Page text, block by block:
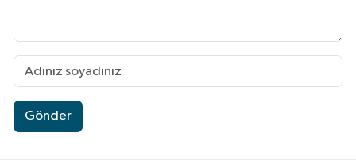
Gönder